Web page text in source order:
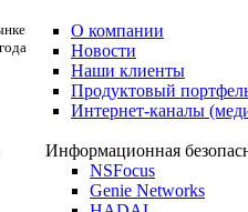
О компании
Новости
Наши клиенты
Продуктовый
Интернет-каналы
Информационная
NSFocus
Genie Networks